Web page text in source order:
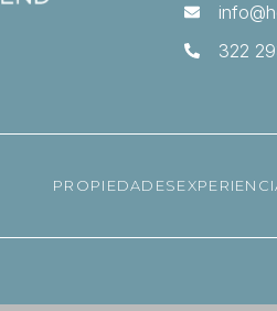
322
PROPIEDADES